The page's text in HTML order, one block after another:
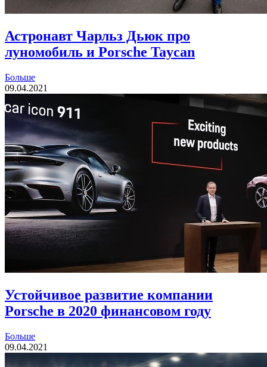
Астронавт Чарльз Дьюк про
луномобиль и Porsche Taycan
Больше
09.04.2021
Устойчивое развитие компании
Porsche в 2020 финансовом году
Больше
09.04.2021